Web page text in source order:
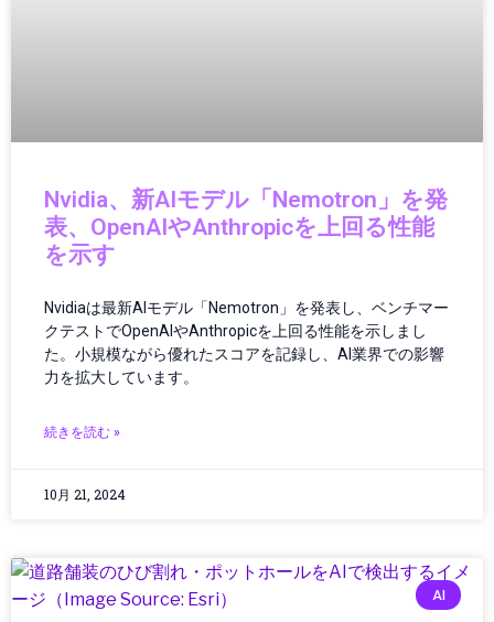
ゲーミング／ハードウェア
ゲーミングハードウェア
ゲーミング端末
ゲーム
ゲームガジェット
ゲームニュース
ゲーム機
コミュニティ
コンクリート診断
コンシューマーテクノロジー
サーキュラーエコノミー
サーバー/データセンター
Nvidia、新AIモデル「Nemotron」を発
表、OpenAIやAnthropicを上回る性能
を示す
Nvidiaは最新AIモデル「Nemotron」を発表し、ベンチマー
クテストでOpenAIやAnthropicを上回る性能を示しまし
た。小規模ながら優れたスコアを記録し、AI業界での影響
力を拡大しています。
続きを読む »
10月 21, 2024
AI